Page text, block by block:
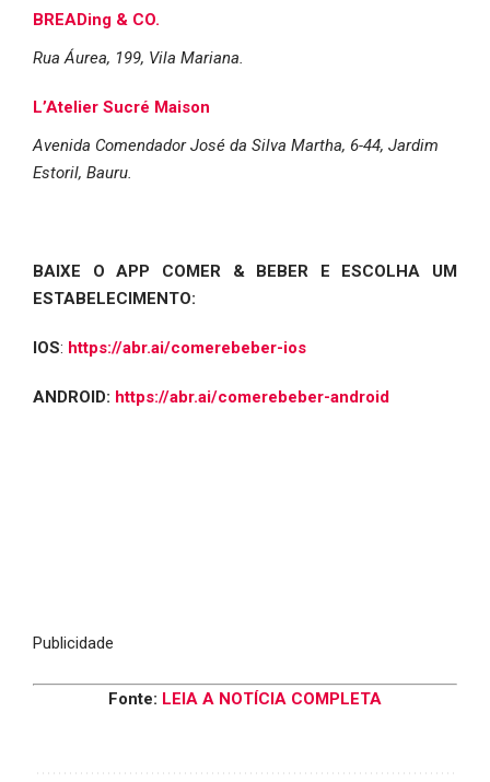
BREADing & CO.
Rua Áurea, 199, Vila Mariana.
L’Atelier Sucré Maison
Avenida Comendador José da Silva Martha, 6-44, Jardim
Estoril, Bauru.
BAIXE O APP COMER & BEBER E ESCOLHA UM
ESTABELECIMENTO:
IOS: https://abr.ai/comerebeber-ios
ANDROID: https://abr.ai/comerebeber-android
Publicidade
Fonte: LEIA A NOTÍCIA COMPLETA